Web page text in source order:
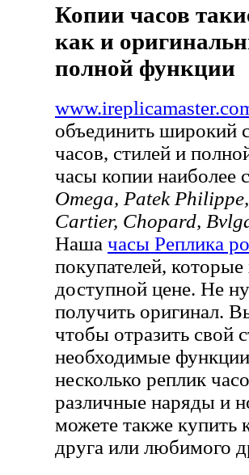
Копии часов
как и
полной функции
объединить широкий
часов, стилей и
часы копии наиболее
Omega, Patek
Cartier, Chopard,
Наша часы Реплика
покупателей,
доступной цене. Не
получить оригинал.
чтобы отразить свой
необходимые
несколько реплик
различные наряды и
можете также купить
друга или любимого